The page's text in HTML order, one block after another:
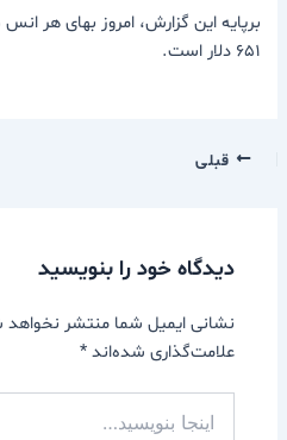
۶۵۱ دلار است.
قبلی
دیدگاه‌ خود را بنویسید
نشانی ایمیل شما منتشر
علامت‌گذاری شده‌اند*
بنویسید…